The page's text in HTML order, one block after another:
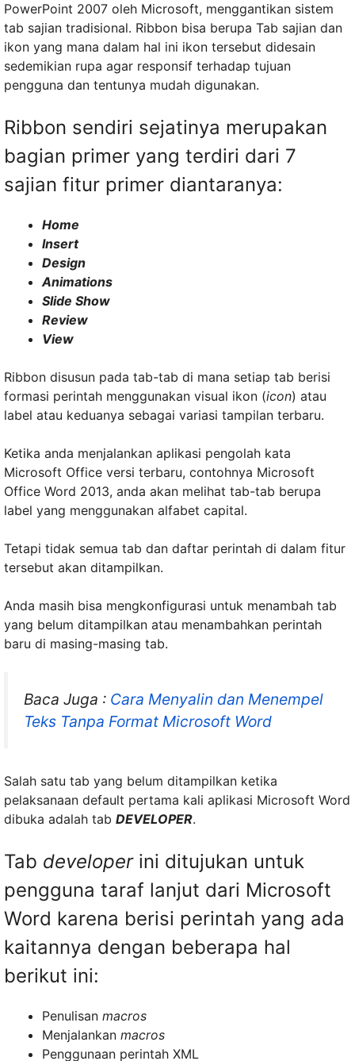
PowerPoint 2007 oleh Microsoft, menggantikan sistem
tab sajian tradisional. Ribbon bisa berupa Tab sajian dan
ikon yang mana dalam hal ini ikon tersebut didesain
sedemikian rupa agar responsif terhadap tujuan
pengguna dan tentunya mudah digunakan.
Ribbon sendiri sejatinya merupakan
bagian primer yang terdiri dari 7
sajian fitur primer diantaranya:
Home
Insert
Design
Animations
Slide Show
Review
View
Ribbon disusun pada tab-tab di mana setiap tab berisi
formasi perintah menggunakan visual ikon (icon) atau
label atau keduanya sebagai variasi tampilan terbaru.
Ketika anda menjalankan aplikasi pengolah kata
Microsoft Office versi terbaru, contohnya Microsoft
Office Word 2013, anda akan melihat tab-tab berupa
label yang menggunakan alfabet capital.
Tetapi tidak semua tab dan daftar perintah di dalam fitur
tersebut akan ditampilkan.
Anda masih bisa mengkonfigurasi untuk menambah tab
yang belum ditampilkan atau menambahkan perintah
baru di masing-masing tab.
Baca Juga : Cara Menyalin dan Menempel
Teks Tanpa Format Microsoft Word
Salah satu tab yang belum ditampilkan ketika
pelaksanaan default pertama kali aplikasi Microsoft Word
dibuka adalah tab DEVELOPER.
Tab developerini ditujukan untuk
pengguna taraf lanjut dari Microsoft
Word karena berisi perintah yang ada
kaitannya dengan beberapa hal
berikut ini:
Penulisan macros
Menjalankan macros
Penggunaan perintah XML